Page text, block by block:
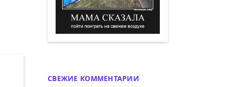
Мама сказала пойти поиграть на
СВЕЖИЕ КОММЕНТАРИИ